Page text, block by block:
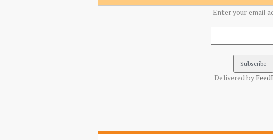
Enter your email
Delivered by